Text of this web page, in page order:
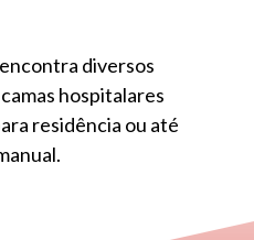
diversos
hospitalares
residência ou até